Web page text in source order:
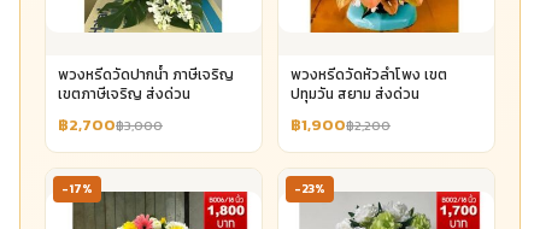
พวงหรีดวัดปากน้ำ ภาษีเจริญ
เขตภาษีเจริญ ส่งด่วน
฿2,700฿3,000
พวงหรีดวัดหัวลำโพง เขต
ปทุมวัน สยาม ส่งด่วน
฿1,900฿2,200
-17% -23%